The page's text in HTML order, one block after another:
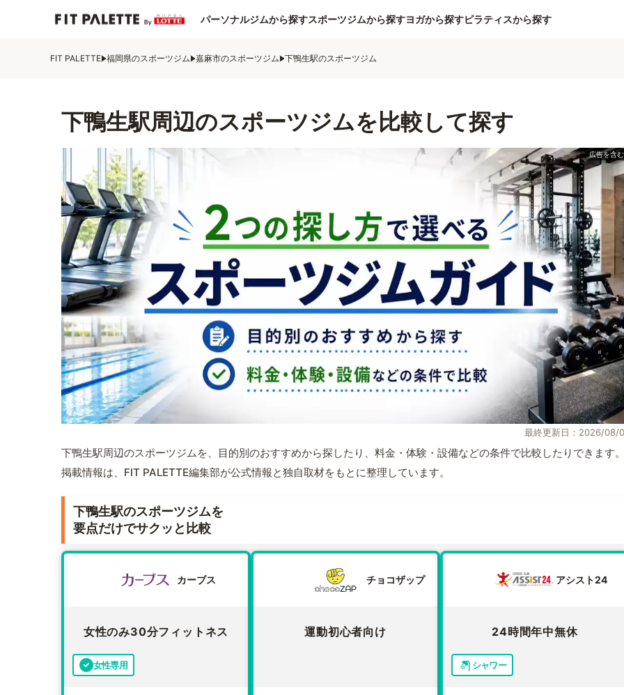
パーソナルジムから探すスポーツジムから探すヨガから探すピラティスから探す
FIT PALETTE 福岡県のスポーツジム 嘉麻市のスポーツジム 下鴨生駅のスポーツジム
下鴨生駅周辺のスポーツジムを比較して探す
最終更新日：2026/08/
下鴨生駅周辺のスポーツジムを、目的別のおすすめから探したり、料金・体験・設備などの条件で比較したりできます
掲載情報は、FIT PALETTE編集部が公式情報と独自取材をもとに整理しています。
下鴨生駅のスポーツジムを
要点だけでサクッと比較
カーブス
女性のみ30分フィットネス
女性専用
チョコザップ
運動初心者向け
アシスト24
24時間年中無休
シャワー